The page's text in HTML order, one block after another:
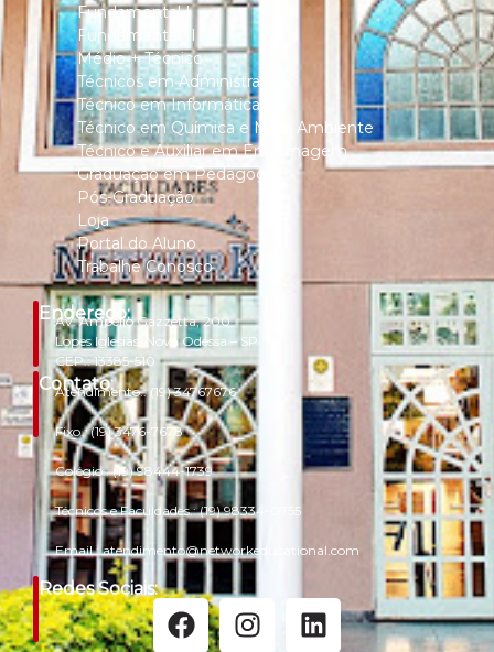
Fundamental I
Fundamental II
Médio + Técnico
Técnicos em Administração
Técnico em Informática
Técnico em Química e Meio Ambiente
Técnico e Auxiliar em Enfermagem
Graduação em Pedagogia
Pós-Graduação
Loja
Portal do Aluno
Trabalhe Conosco
Endereço:
Av. Ampélio Gazzetta, 200
Lopes Iglesias, Nova Odessa – SP
CEP.: 13385-510
Contato:
Atendimento.:(19) 34767676
Fixo.:(19) 3476-7678
Colégio.:(19) 98444-1739
Técnicos e Faculdades.:(19) 98334-0755
Email.:atendimento@networkeducational.com
Redes Sociais: